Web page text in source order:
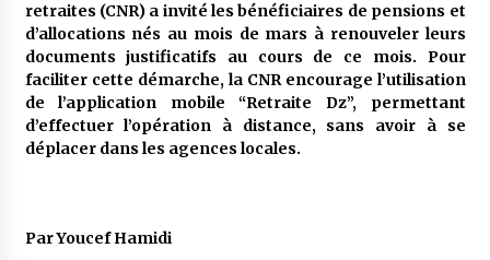
Le monstrueux vieillard (Un récit du Sud
algérien)
5 ans ago
Rencontre nocturne dans le désert (Un conte
touareg)
5 ans ago
retraites (CNR) a invité les bénéficiaires de pensions et
d’allocations nés au mois de mars à renouveler leurs
documents justificatifs au cours de ce mois. Pour
faciliter cette démarche, la CNR encourage l’utilisation
de l’application mobile “Retraite Dz”, permettant
d’effectuer l’opération à distance, sans avoir à se
déplacer dans les agences locales.
Par Youcef Hamidi